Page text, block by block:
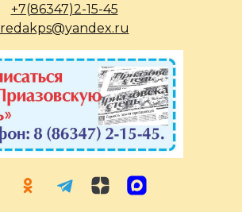
+7(86347)2-15-45
redakps@yandex.ru